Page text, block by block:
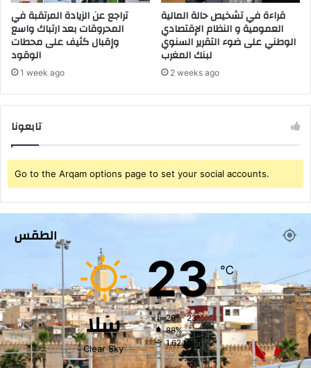
ب
ج
ا
ئ
ة
ل
م
ي
ر
ك
أ
ش
خ
ا
ل
ل
ا
س
ت
ا
ل
أ
و
ل
تراجع عن الزيادة المرتقبة في
المحروقات بعد ارتباك واسع
وإقبال كثيف على محطات
الوقود
1 week ago
قراءة في تشخيص حالة المالية
العمومية و النظام الإقتصادي
الوطني على ضوء التقرير السنوي
لبنك المغرب
2 weeks ago
تابعونا
Go to the Arqam options page to set your social accounts.
الطقس
سلا
Clear Sky
23℃
29º - 23º
88%
1.62 km/h